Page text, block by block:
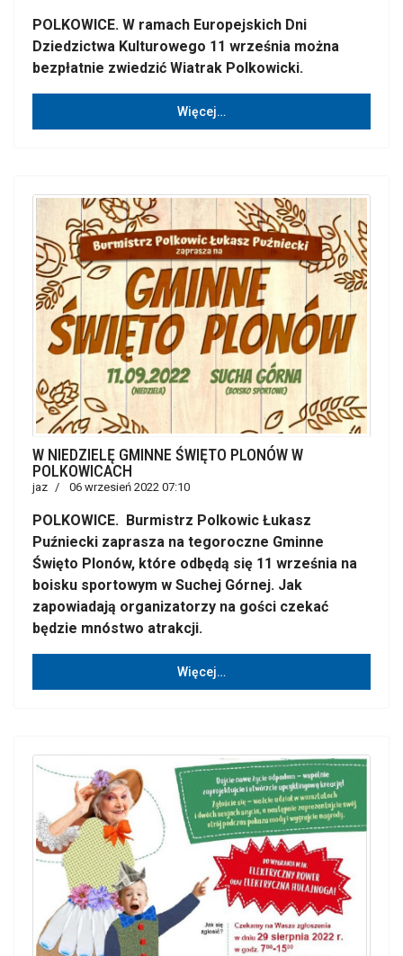
POLKOWICE. W ramach Europejskich Dni
Dziedzictwa Kulturowego 11 września można
bezpłatnie zwiedzić Wiatrak Polkowicki.
Więcej…
W NIEDZIELĘ GMINNE ŚWIĘTO PLONÓW W
POLKOWICACH
jaz 06 wrzesień 2022 07:10
POLKOWICE. Burmistrz Polkowic Łukasz
Puźniecki zaprasza na tegoroczne Gminne
Święto Plonów, które odbędą się 11 września na
boisku sportowym w Suchej Górnej. Jak
zapowiadają organizatorzy na gości czekać
będzie mnóstwo atrakcji.
Więcej…